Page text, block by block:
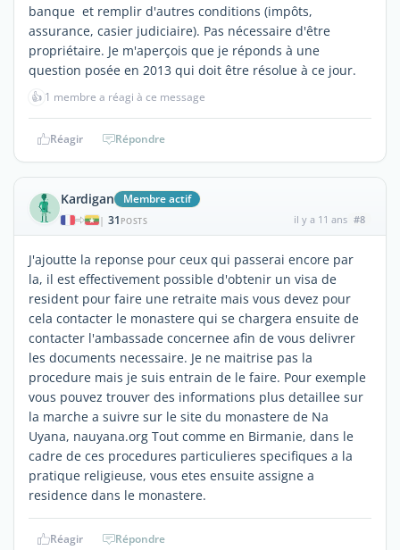
banque et remplir d'autres conditions (impôts,
assurance, casier judiciaire). Pas nécessaire d'être
propriétaire. Je m'aperçois que je réponds à une
question posée en 2013 qui doit être résolue à ce jour.
👍 1 membre a réagi à ce message
Réagir Répondre
Kardigan Membre actif
| 31 POSTS il y a 11 ans #8
J'ajoutte la reponse pour ceux qui passerai encore par
la, il est effectivement possible d'obtenir un visa de
resident pour faire une retraite mais vous devez pour
cela contacter le monastere qui se chargera ensuite de
contacter l'ambassade concernee afin de vous delivrer
les documents necessaire. Je ne maitrise pas la
procedure mais je suis entrain de le faire. Pour exemple
vous pouvez trouver des informations plus detaillee sur
la marche a suivre sur le site du monastere de Na
Uyana, nauyana.org Tout comme en Birmanie, dans le
cadre de ces procedures particulieres specifiques a la
pratique religieuse, vous etes ensuite assigne a
residence dans le monastere.
Réagir Répondre